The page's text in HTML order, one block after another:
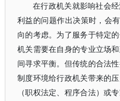
在行政机关就影响社会
利益的问题作出决策时，会
向的考虑。为了服务于特定
机关需要在自身的专业立场
间寻求平衡。但传统的合法
制度环境给行政机关带来的
（职权法定、程序合法）或